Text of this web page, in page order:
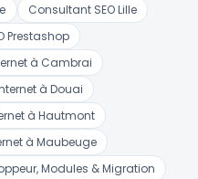
Consultant SEO Lille
Prestashop
à Cambrai
à Douai
à Hautmont
à Maubeuge
Modules & Migration